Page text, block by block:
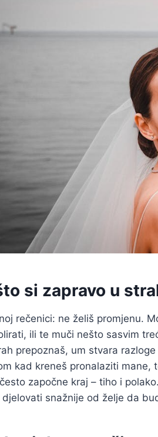
si zapravo u
rečenici: ne želiš promjenu.
ili te muči nešto sasvim
prepoznaš, um stvara
kad kreneš pronalaziti mane,
započne kraj – tiho i
djelovati snažnije od želje da